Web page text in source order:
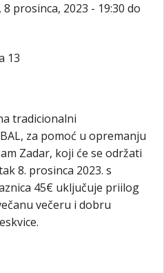
8 prosinca, 2023 - 19:30 do
13
tradicionalni
za pomoć u opremanju
Zadar, koji će se održati
8. prosinca 2023. s
45€ uključuje priilog
večeru i dobru